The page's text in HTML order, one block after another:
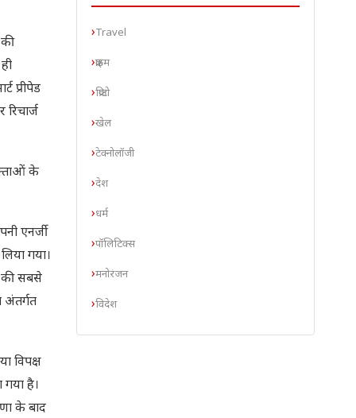
प्रीपेड
के
एनर्जी
गया।
की सबसे
अंतर्गत
विपक्ष
गया है।
के बाद
Travel
क्राइम
क्रिप्टो
खेल
टेक्नोलॉजी
देश
धर्म
पॉलिटिक्स
मनोरंजन
विदेश